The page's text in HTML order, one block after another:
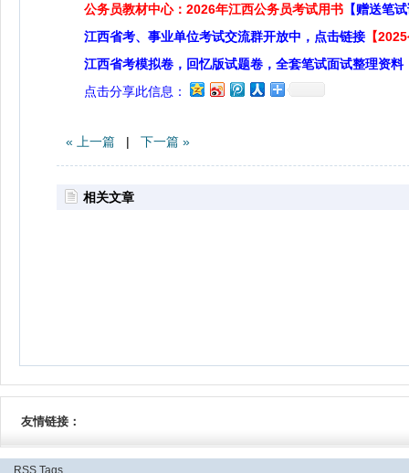
公务员教材中心：2026年江西公务员考试用书 【赠送笔
江西省考、事业单位考试交流群开放中，点击链接 【
江西省考模拟卷，回忆版试题卷，全套笔试面试整理资料
点击分享此信息：
« 上一篇 | 下一篇 »
相关文章
友情链接：
RSS Tags